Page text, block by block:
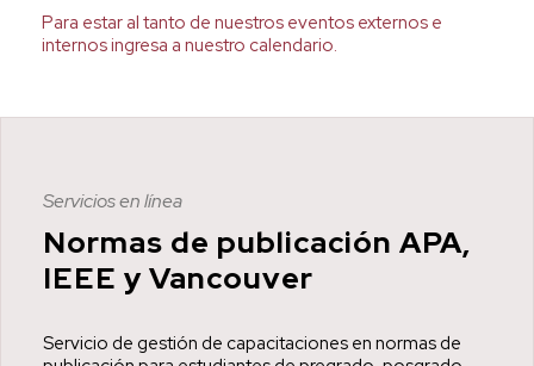
Para estar al tanto de nuestros eventos externos e
internos ingresa a nuestro calendario.
Servicios en línea
Normas de publicación APA,
IEEE y Vancouver
Servicio de gestión de capacitaciones en normas de